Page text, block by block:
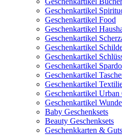
Geschenkartikel
Geschenkartikel Food
Geschenkartikel
Geschenkartikel
Geschenkartikel
Geschenkartikel
Geschenkartikel
Geschenkartikel
Geschenkartikel
Geschenkartikel Urban
Geschenkartikel
Baby Geschenksets
Beauty Geschenksets
Geschenkkarten &